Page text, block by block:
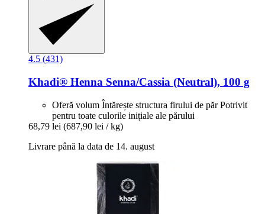
4.5 (431)
Khadi® Henna Senna/Cassia (Neutral), 100 g
Oferă volum Întărește structura firului de păr Potrivit
pentru toate culorile inițiale ale părului
68,79 lei (687,90 lei / kg)
Livrare până la data de 14. august